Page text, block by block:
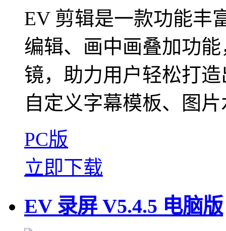
EV 剪辑是一款功能丰
编辑、画中画叠加功
镜，助力用户轻松打
自定义字幕模板、图
PC版
立即下载
EV 录屏 V5.4.5 电脑版